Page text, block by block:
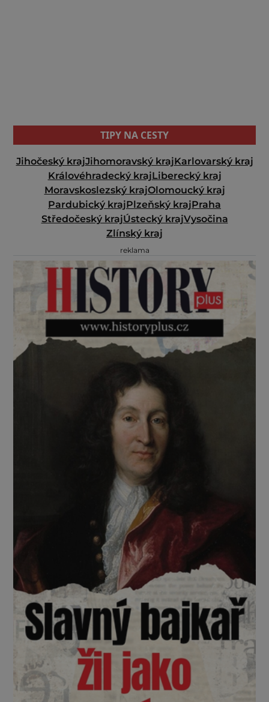
TIPY NA CESTY
Jihočeský krajJihomoravský krajKarlovarský kraj
Královéhradecký krajLiberecký kraj
Moravskoslezský krajOlomoucký kraj
Pardubický krajPlzeňský krajPraha
Středočeský krajÚstecký krajVysočina
Zlínský kraj
reklama